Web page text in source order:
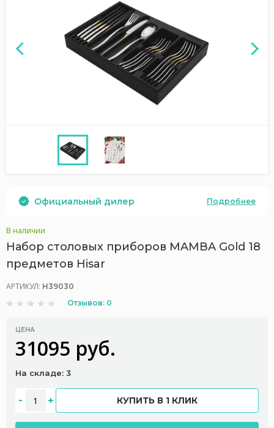
Официальный дилер Подробнее
В наличии
Набор столовых приборов MAMBA Gold 18
предметов Hisar
АРТИКУЛ: H39030
Отзывов: 0
ЦЕНА
31095 руб.
На складе: 3
КУПИТЬ В 1 КЛИК